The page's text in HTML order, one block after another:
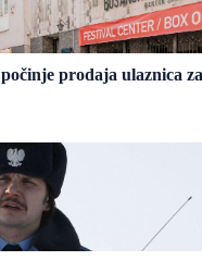
prodaja ulaznica